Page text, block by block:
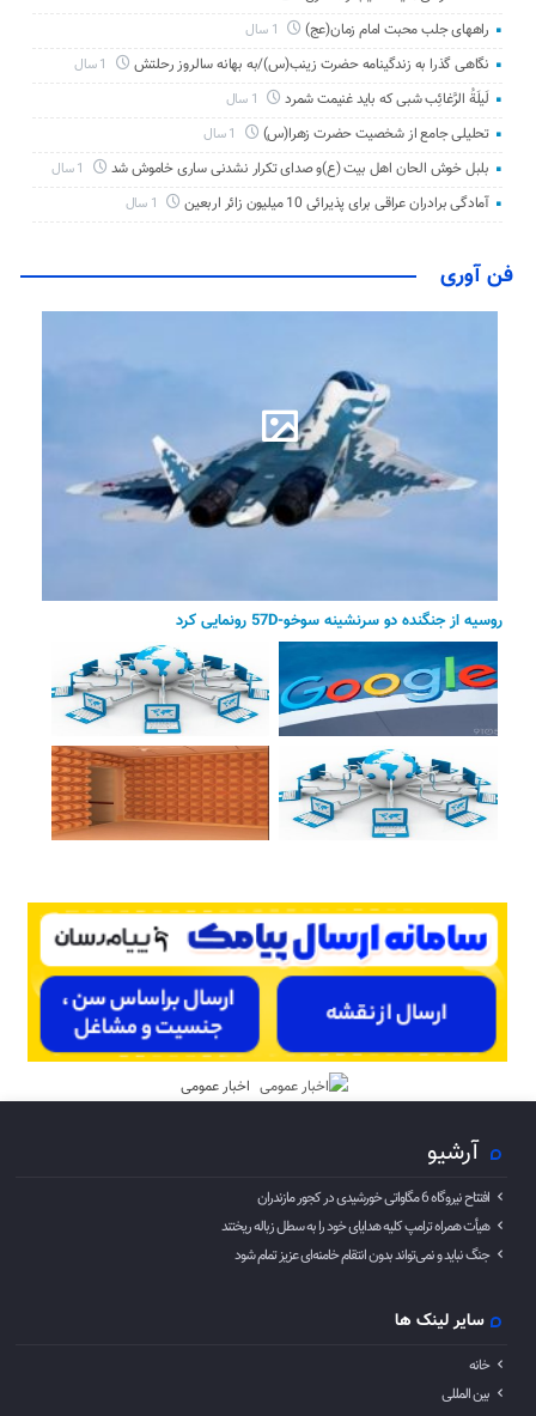
راههای جلب محبت امام زمان(عج)
نگاهی گذرا به زندگینامه حضرت زینب(س)/به بهانه سالروز رحلتش
لَیلَةُ الرَّغائِب شبی که باید غنیمت شمرد
تحلیلی جامع از شخصیت حضرت زهرا(س)
بلبل خوش الحان اهل بیت (ع)و صدای تکرار نشدنی ساری خاموش شد
آمادگی برادران عراقی برای پذیرائی 10 میلیون زائر اربعین
فن آوری
روسیه از جنگنده دو سرنشینه سوخو-57D رونمایی کرد
اخبار عمومی
آرشیو
افتتاح نیروگاه 6 مگاواتی خورشیدی در کجور مازندران
هیأت همراه ترامپ کلیه هدایای خود را به سطل زباله ریختند
جنگ نباید و نمی‌تواند بدون انتقام خامنه‌ای عزیز تمام شود
سایر لینک ها
خانه
بین المللی